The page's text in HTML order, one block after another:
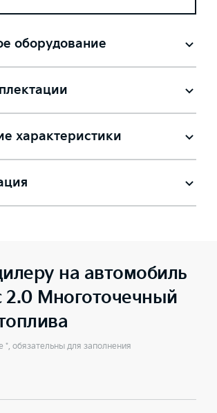
оборудование
характеристики
на автомобиль
2.0 Многоточечный
обязательны для заполнения